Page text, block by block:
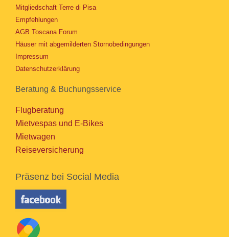
Mitgliedschaft Terre di Pisa
Empfehlungen
AGB Toscana Forum
Häuser mit abgemilderten Stornobedingungen
Impressum
Datenschutzerklärung
Beratung & Buchungsservice
Flugberatung
Mietvespas und E-Bikes
Mietwagen
Reiseversicherung
Präsenz bei Social Media